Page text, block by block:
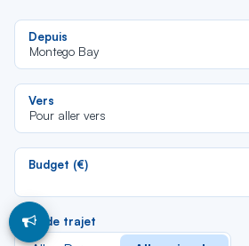
Depuis
Montego Bay
Vers
Pour aller vers
Budget (€)
Type de trajet